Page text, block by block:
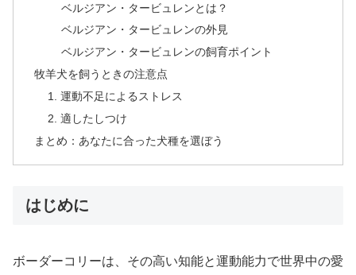
ベルジアン・タービュレンとは？
ベルジアン・タービュレンの外見
ベルジアン・タービュレンの飼育ポイント
牧羊犬を飼うときの注意点
1. 運動不足によるストレス
2. 適したしつけ
まとめ：あなたに合った犬種を選ぼう
はじめに
ボーダーコリーは、その高い知能と運動能力で世界中の愛